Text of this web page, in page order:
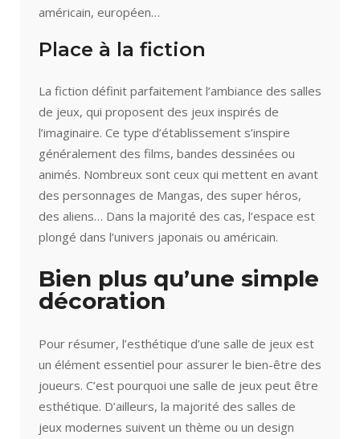
américain, européen…
Place à la fiction
La fiction définit parfaitement l’ambiance des salles
de jeux, qui proposent des jeux inspirés de
l’imaginaire. Ce type d’établissement s’inspire
généralement des films, bandes dessinées ou
animés. Nombreux sont ceux qui mettent en avant
des personnages de Mangas, des super héros,
des aliens… Dans la majorité des cas, l’espace est
plongé dans l’univers japonais ou américain.
Bien plus qu’une simple
décoration
Pour résumer, l’esthétique d’une salle de jeux est
un élément essentiel pour assurer le bien-être des
joueurs. C’est pourquoi une salle de jeux peut être
esthétique. D’ailleurs, la majorité des salles de
jeux modernes suivent un thème ou un design